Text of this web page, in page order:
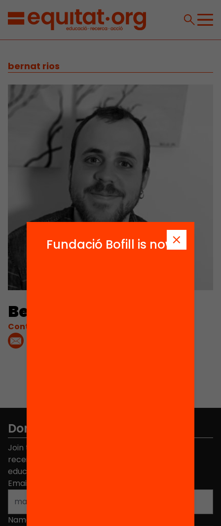
bernat rios
Bernat Rios
Contacta'm:
Don't miss anything.
Join the more than 40,000 people who already
receive news about initiatives and projects for
educational change in Catalonia.
Email address
Name
Fundació Bofill is now